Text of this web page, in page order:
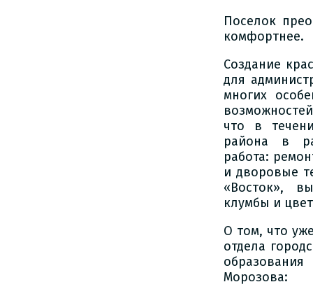
Поселок
комфортнее.
Создание
для
многих
что в
района в
работа:
и дворовые
«Восток»,
клумбы и
О том, что
отдела
Морозова: